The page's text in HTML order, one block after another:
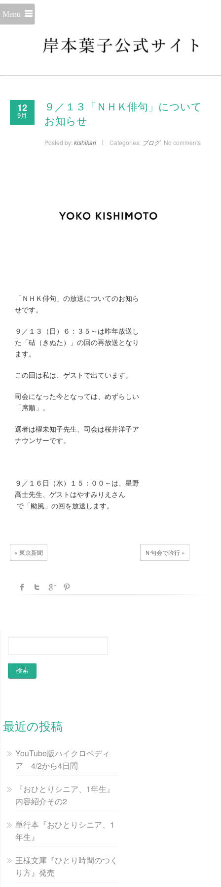
Menu
12
9月
９／１３「ＮＨＫ俳句」について
お知らせ
Posted by: kishikari Categories: ブログ No comments
「ＮＨＫ俳句」の放送についてのお知ら
せです。
９／１３（日）６：３５～は昨年放送し
た「砧（きぬた）」の回の再放送となり
ます。
この回は私は、ゲストで出ています。
司会になった今となっては、めずらしい
「席順」。
選者は櫂未知子先生、司会は桜井洋子ア
ナウンサーです。
９／１６日（水）１５：００～は、星野
高士先生、ゲストはやすみりえさん
で「颱風」の回を放送します。
« 東京新聞 Ｎ句会で吟行 »
最近の投稿
YouTube版ハイクロペディ
ア 4/2から4日間
『おひとりシニア、1年生』
内容紹介その2
単行本『おひとりシニア、1
年生』
王様文庫『ひとり時間のつく
り方』発売